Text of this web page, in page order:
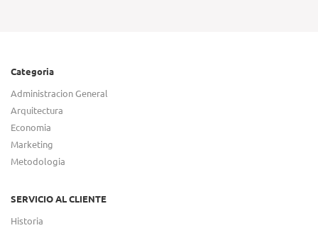
Categoria
Administracion General
Arquitectura
Economia
Marketing
Metodologia
SERVICIO AL CLIENTE
Historia